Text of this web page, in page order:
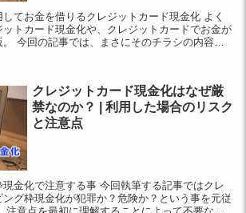
てお金を借りるクレジットカード現金化 よく
トカード現金化や、クレジットカードでお金が
の内容、
クレジットカード現金化はなぜ厳
禁なのか？ | 利用した場合のリスク
と注意点
金化で注意する事 今回執筆する記事ではクレ
グ枠現金化が犯罪か？危険か？という事を元従